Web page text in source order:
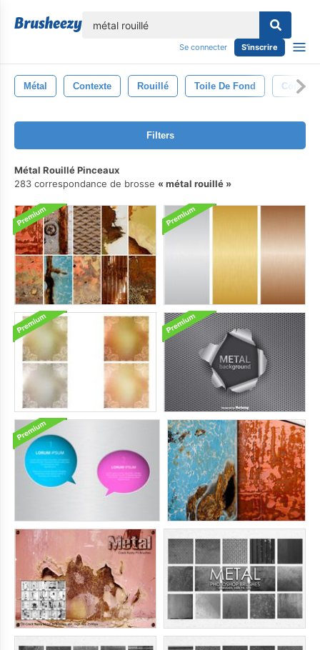
Se connecter S'inscrire
Métal Contexte Rouillé Toile De Fond
Filters
Métal Rouillé Pinceaux
283 correspondance de brosse
métal rouillé